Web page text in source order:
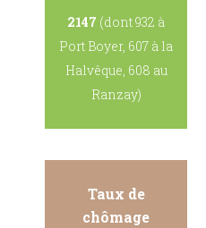
2147 (dont 932 à
Port Boyer, 607 à la
Halvêque, 608 au
Ranzay)
Taux de
chômage